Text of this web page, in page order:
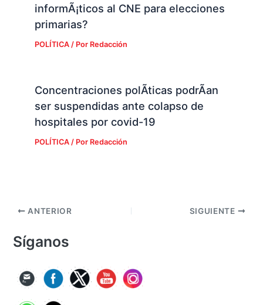
informÃ¡ticos al CNE para elecciones
primarias?
POLÍTICA/ Por Redacción
Concentraciones polÃ­ticas podrÃ­an
ser suspendidas ante colapso de
hospitales por covid-19
POLÍTICA/ Por Redacción
ANTERIOR SIGUIENTE
Síganos